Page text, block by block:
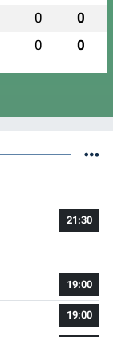
0 0
0 0
21:30
19:00
19:00